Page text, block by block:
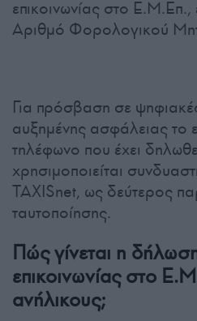
επικοινωνίας στο
Αριθμό Φορολογικού
Για πρόσβαση σε
αυξημένης ασφάλειας το
τηλέφωνο που έχει
χρησιμοποιείται
TAXISnet, ως δεύτερος
ταυτοποίησης.
Πώς γίνεται η
επικοινωνίας στο
ανήλικους;